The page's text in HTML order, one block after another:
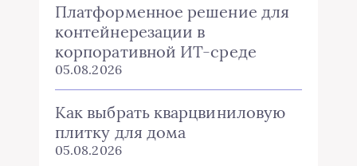
Платформенное решение для
контейнерезации в
корпоративной ИТ-среде
05.08.2026
Как выбрать кварцвиниловую
плитку для дома
05.08.2026